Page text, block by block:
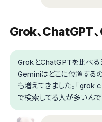
Grok、ChatGPT
GrokとChatGPTを比べる
Geminiはどこに位置する
も増えてきました。「grok
で検索してる人が多いんで